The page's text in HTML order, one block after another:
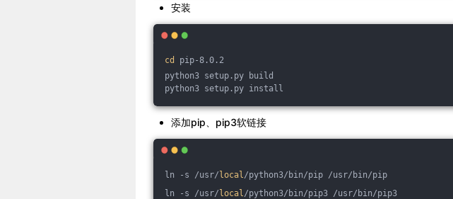
安装
cd
pip-8.0.2
python3 setup.py build
python3 setup.py install
添加pip、pip3软链接
ln -s /usr/ local/python3/bin/pip /usr/bin/pip
ln -s /usr/ local/python3/bin/pip3 /usr/bin/pip3